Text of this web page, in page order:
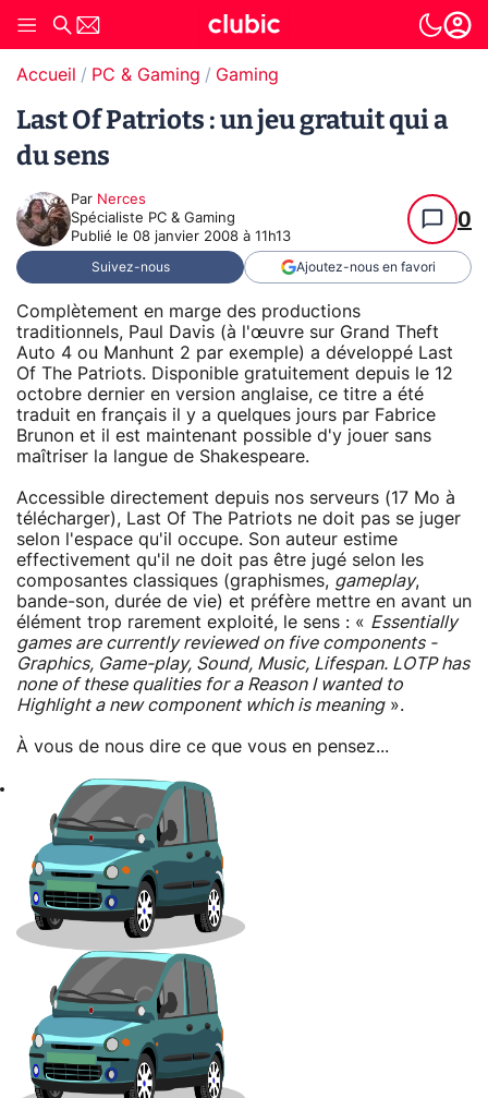
Accueil PC & Gaming Gaming
Last Of Patriots : un jeu gratuit qui a
du sens
Par Nerces
Spécialiste PC & Gaming
Publié le 08 janvier 2008 à 11h13
0
Suivez-nous Ajoutez-nous en favori
Complètement en marge des productions
traditionnels, Paul Davis (à l'œuvre sur Grand Theft
Auto 4 ou Manhunt 2 par exemple) a développé Last
Of The Patriots. Disponible gratuitement depuis le 12
octobre dernier en version anglaise, ce titre a été
traduit en français il y a quelques jours par Fabrice
Brunon et il est maintenant possible d'y jouer sans
maîtriser la langue de Shakespeare.
Accessible directement depuis nos serveurs (17 Mo à
télécharger), Last Of The Patriots ne doit pas se juger
selon l'espace qu'il occupe. Son auteur estime
effectivement qu'il ne doit pas être jugé selon les
composantes classiques (graphismes, gameplay,
bande-son, durée de vie) et préfère mettre en avant un
élément trop rarement exploité, le sens : « Essentially
games are currently reviewed on five components -
Graphics, Game-play, Sound, Music, Lifespan. LOTP has
none of these qualities for a Reason I wanted to
Highlight a new component which is meaning».
À vous de nous dire ce que vous en pensez...